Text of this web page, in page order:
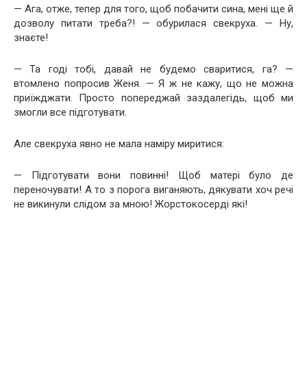
— Ага, отже, тепер для того, щоб побачити сина, мені ще й
дозволу питати треба?! — обурилася свекруха. — Ну,
знаєте!
— Та годі тобі, давай не будемо сваритися, га? —
втомлено попросив Женя. — Я ж не кажу, що не можна
приїжджати. Просто попереджай заздалегідь, щоб ми
змогли все підготувати.
Але свекруха явно не мала наміру миритися:
— Підготувати вони повинні! Щоб матері було де
переночувати! А то з порога виганяють, дякувати хоч речі
не викинули слідом за мною! Жорстокосерді які!